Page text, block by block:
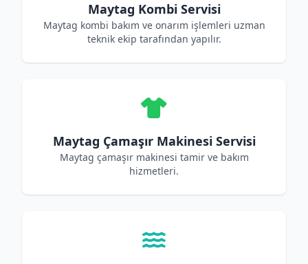
Maytag Kombi Servisi
Maytag kombi bakım ve onarım işlemleri uzman
teknik ekip tarafından yapılır.
Maytag Çamaşır Makinesi Servisi
Maytag çamaşır makinesi tamir ve bakım
hizmetleri.